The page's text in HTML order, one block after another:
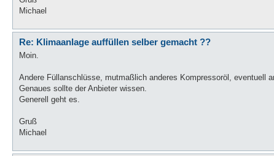
Michael
Re: Klimaanlage auffüllen selber gemacht ??
Moin.
Andere Füllanschlüsse, mutmaßlich anderes Kompressoröl, eventuell
Genaues sollte der Anbieter wissen.
Generell geht es.
Gruß
Michael